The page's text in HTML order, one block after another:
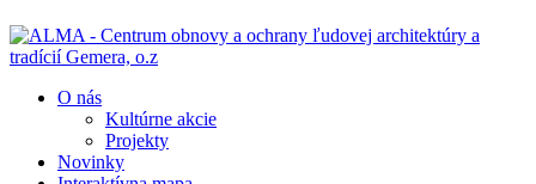
O nás
Kultúrne akcie
Projekty
Novinky